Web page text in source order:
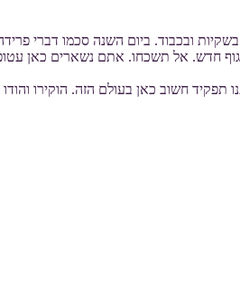
ובכבוד. ביום השנה סכמו דברי
חדש. אל תשכחו. אתם נשארים כאן
חשוב כאן בעולם הזה. הוקירו והודו